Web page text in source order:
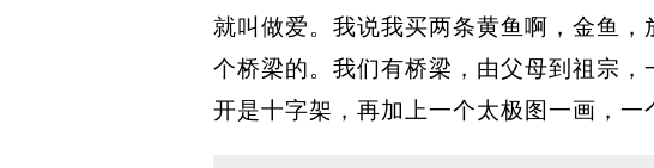
就叫做爱。我说我买两条黄鱼啊，金鱼
个桥梁的。我们有桥梁，由父母到祖宗
开是十字架，再加上一个太极图一画，